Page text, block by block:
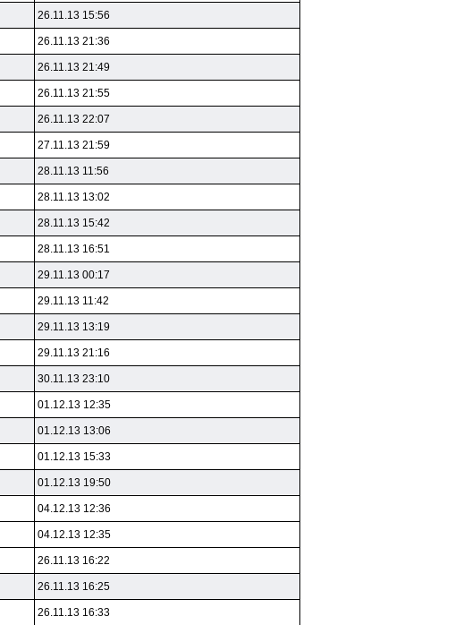
26.11.13 15:56
26.11.13 21:36
26.11.13 21:49
26.11.13 21:55
26.11.13 22:07
27.11.13 21:59
28.11.13 11:56
28.11.13 13:02
28.11.13 15:42
28.11.13 16:51
29.11.13 00:17
29.11.13 11:42
29.11.13 13:19
29.11.13 21:16
30.11.13 23:10
01.12.13 12:35
01.12.13 13:06
01.12.13 15:33
01.12.13 19:50
04.12.13 12:36
04.12.13 12:35
26.11.13 16:22
26.11.13 16:25
26.11.13 16:33